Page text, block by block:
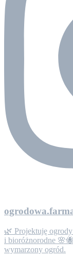
🌿 Projektuję
i bioróżnorodne
wymarzony ogród.